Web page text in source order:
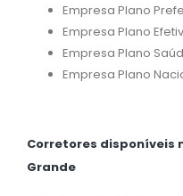
Empresa Plano
Empresa Plano
Empresa Plano
Empresa Plano
Corretores disponíveis
Grande